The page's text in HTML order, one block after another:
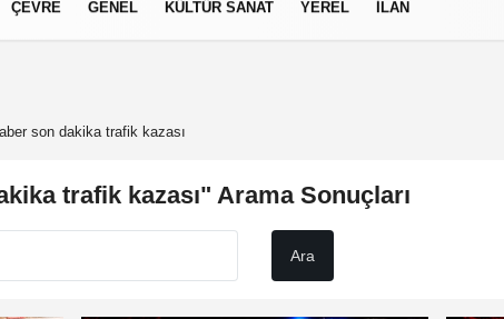
Gizlilik İlkeleri
ÇEVRE GENEL KÜLTÜR SANAT YEREL İLAN
son dakika trafik kazası
trafik kazası" Arama Sonuçları